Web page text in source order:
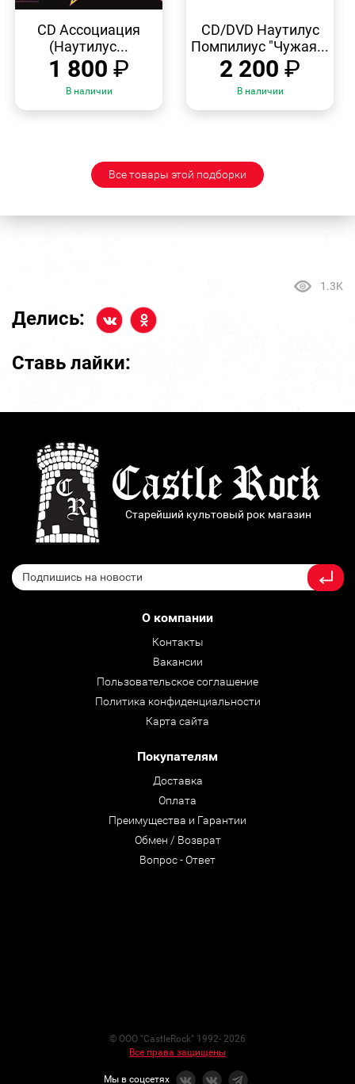
ПРОСМОТР
CD Ассоциация
(Наутилус...
1 800 ₽
В наличии
ПРОСМОТР
CD/DVD Наутилус
Помпилиус "Чужая...
2 200 ₽
В наличии
Все товары этой подборки
1.3K
Делись:
Ставь лайки:
Старейший культовый рок магазин
О компании
Контакты
Вакансии
Пользовательское соглашение
Политика конфиденциальности
Карта сайта
Покупателям
Доставка
Оплата
Преимущества и Гарантии
Обмен / Возврат
Вопрос - Ответ
© ООО "CastleRock" 1992- 2026
Все права защищены
Мы в соцсетях